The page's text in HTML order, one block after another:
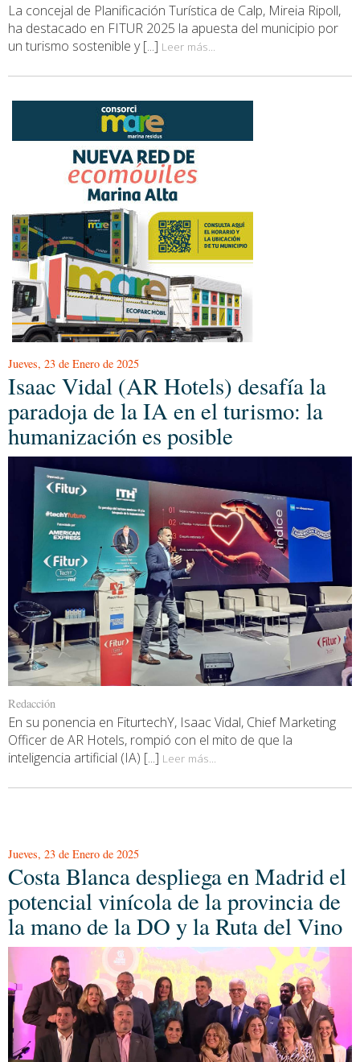
La concejal de Planificación Turística de Calp, Mireia Ripoll,
ha destacado en FITUR 2025 la apuesta del municipio por
un turismo sostenible y [...] Leer más...
Jueves, 23 de Enero de 2025
Isaac Vidal (AR Hotels) desafía la
paradoja de la IA en el turismo: la
humanización es posible
Redacción
En su ponencia en FiturtechY, Isaac Vidal, Chief Marketing
Officer de AR Hotels, rompió con el mito de que la
inteligencia artificial (IA) [...] Leer más...
Jueves, 23 de Enero de 2025
Costa Blanca despliega en Madrid el
potencial vinícola de la provincia de
la mano de la DO y la Ruta del Vino